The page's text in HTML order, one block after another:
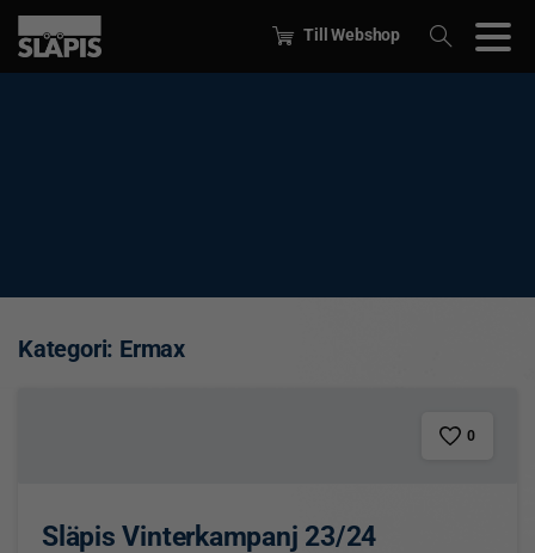
Till Webshop
Kategori: Ermax
0
Släpis Vinterkampanj 23/24